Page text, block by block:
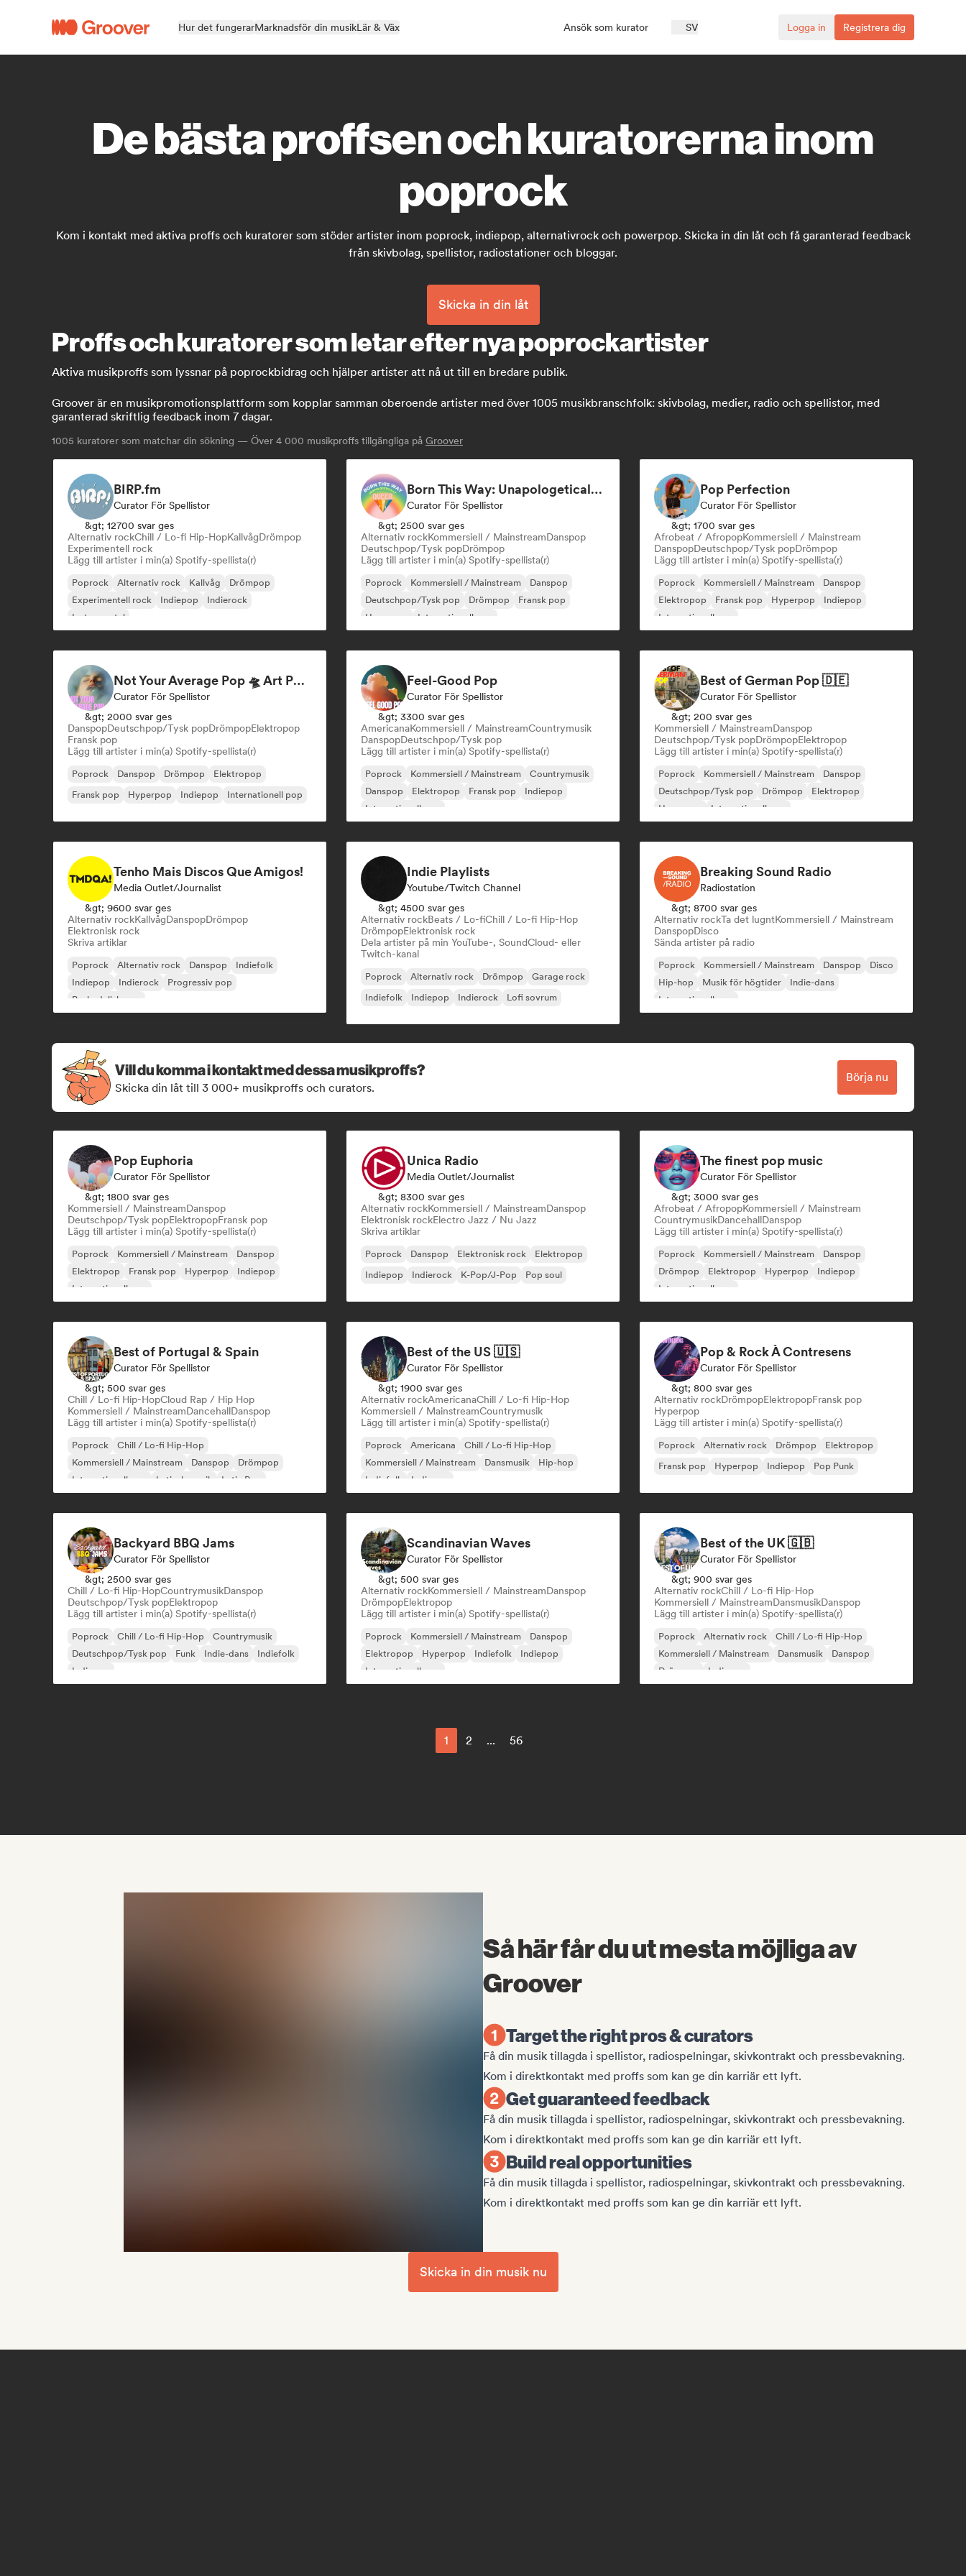
Hur det fungerarMarknadsför din musikLär & Väx Ansök som kurator SV Logga in Registrera dig
De bästa proffsen och kuratorerna inom
poprock
Kom i kontakt med aktiva proffs och kuratorer som stöder artister inom poprock, indiepop, alternativrock och powerpop. Skicka in din låt och få garanterad feedback
från skivbolag, spellistor, radiostationer och bloggar.
Skicka in din låt
Proffs och kuratorer som letar efter nya poprockartister
Aktiva musikproffs som lyssnar på poprockbidrag och hjälper artister att nå ut till en bredare publik.
Groover är en musikpromotionsplattform som kopplar samman oberoende artister med över 1005 musikbranschfolk: skivbolag, medier, radio och spellistor, med
garanterad skriftlig feedback inom 7 dagar.
1005 kuratorer som matchar din sökning — Över 4 000 musikproffs tillgängliga på Groover
BIRP.fm
Curator För Spellistor
&gt; 12700 svar ges
Alternativ rockChill / Lo-fi Hip-HopKallvågDrömpop
Experimentell rock
Lägg till artister i min(a) Spotify-spellista(r)
Poprock Alternativ rock Kallvåg
Drömpop
Experimentell rock
Indiepop
Indierock
Instrumental
Born This Way: Unapologetically Queer
Curator För Spellistor
&gt; 2500 svar ges
Alternativ rockKommersiell / MainstreamDanspop
Deutschpop/Tysk popDrömpop
Lägg till artister i min(a) Spotify-spellista(r)
Poprock Kommersiell / Mainstream
Danspop
Deutschpop/Tysk pop
Drömpop
Fransk pop
Hyperpop
Internationell pop
Pop Perfection
Curator För Spellistor
&gt; 1700 svar ges
Afrobeat / AfropopKommersiell / Mainstream
DanspopDeutschpop/Tysk popDrömpop
Lägg till artister i min(a) Spotify-spellista(r)
Poprock Kommersiell / Mainstream
Danspop
Elektropop
Fransk pop Hyperpop
Indiepop
Internationell pop
Not Your Average Pop 🛸 Art Pop, Alt-Pop & Indie Pop
Curator För Spellistor
&gt; 2000 svar ges
DanspopDeutschpop/Tysk popDrömpopElektropop
Fransk pop
Lägg till artister i min(a) Spotify-spellista(r)
Poprock Danspop Drömpop
Elektropop
Fransk pop
Hyperpop Indiepop Internationell pop
Feel-Good Pop
Curator För Spellistor
&gt; 3300 svar ges
AmericanaKommersiell / MainstreamCountrymusik
DanspopDeutschpop/Tysk pop
Lägg till artister i min(a) Spotify-spellista(r)
Poprock Kommersiell / Mainstream
Countrymusik
Danspop
Elektropop Fransk pop
Indiepop
Internationell pop
Best of German Pop 🇩🇪
Curator För Spellistor
&gt; 200 svar ges
Kommersiell / MainstreamDanspop
Deutschpop/Tysk popDrömpopElektropop
Lägg till artister i min(a) Spotify-spellista(r)
Poprock Kommersiell / Mainstream
Danspop
Deutschpop/Tysk pop
Drömpop
Elektropop
Hyperpop
Internationell pop
Tenho Mais Discos Que Amigos!
Media Outlet/Journalist
&gt; 9600 svar ges
Alternativ rockKallvågDanspopDrömpop
Elektronisk rock
Skriva artiklar
Poprock Alternativ rock Danspop
Indiefolk
Indiepop
Indierock
Progressiv pop
Psykedelisk pop
Indie Playlists
Youtube/Twitch Channel
&gt; 4500 svar ges
Alternativ rockBeats / Lo-fiChill / Lo-fi Hip-Hop
DrömpopElektronisk rock
Dela artister på min YouTube-, SoundCloud- eller
Twitch-kanal
Poprock Alternativ rock Drömpop
Garage rock
Indiefolk
Indiepop Indierock Lofi sovrum
Breaking Sound Radio
Radiostation
&gt; 8700 svar ges
Alternativ rockTa det lugntKommersiell / Mainstream
DanspopDisco
Sända artister på radio
Poprock Kommersiell / Mainstream Danspop
Disco
Hip-hop
Musik för högtider
Indie-dans
Internationell pop
Vill du komma i kontakt med dessa musikproffs?
Skicka din låt till 3 000+ musikproffs och curators.
Börja nu
Pop Euphoria
Curator För Spellistor
&gt; 1800 svar ges
Kommersiell / MainstreamDanspop
Deutschpop/Tysk popElektropopFransk pop
Lägg till artister i min(a) Spotify-spellista(r)
Poprock Kommersiell / Mainstream
Danspop
Elektropop
Fransk pop Hyperpop
Indiepop
Internationell pop
Unica Radio
Media Outlet/Journalist
&gt; 8300 svar ges
Alternativ rockKommersiell / MainstreamDanspop
Elektronisk rockElectro Jazz / Nu Jazz
Skriva artiklar
Poprock Danspop Elektronisk rock
Elektropop
Indiepop
Indierock K-Pop/J-Pop Pop soul
The finest pop music
Curator För Spellistor
&gt; 3000 svar ges
Afrobeat / AfropopKommersiell / Mainstream
CountrymusikDancehallDanspop
Lägg till artister i min(a) Spotify-spellista(r)
Poprock Kommersiell / Mainstream
Danspop
Drömpop
Elektropop Hyperpop
Indiepop
Internationell pop
Best of Portugal & Spain
Curator För Spellistor
&gt; 500 svar ges
Chill / Lo-fi Hip-HopCloud Rap / Hip Hop
Kommersiell / MainstreamDancehallDanspop
Lägg till artister i min(a) Spotify-spellista(r)
Poprock
Chill / Lo-fi Hip-Hop
Kommersiell / Mainstream
Danspop
Drömpop
Internationell pop
Latinsk musik Latin Pop
Best of the US 🇺🇸
Curator För Spellistor
&gt; 1900 svar ges
Alternativ rockAmericanaChill / Lo-fi Hip-Hop
Kommersiell / MainstreamCountrymusik
Lägg till artister i min(a) Spotify-spellista(r)
Poprock Americana
Chill / Lo-fi Hip-Hop
Kommersiell / Mainstream
Dansmusik
Hip-hop
Indiefolk
Indiepop
Pop & Rock À Contresens
Curator För Spellistor
&gt; 800 svar ges
Alternativ rockDrömpopElektropopFransk pop
Hyperpop
Lägg till artister i min(a) Spotify-spellista(r)
Poprock Alternativ rock Drömpop
Elektropop
Fransk pop
Hyperpop Indiepop Pop Punk
Backyard BBQ Jams
Curator För Spellistor
&gt; 2500 svar ges
Chill / Lo-fi Hip-HopCountrymusikDanspop
Deutschpop/Tysk popElektropop
Lägg till artister i min(a) Spotify-spellista(r)
Poprock Chill / Lo-fi Hip-Hop
Countrymusik
Deutschpop/Tysk pop
Funk Indie-dans
Indiefolk
Indiepop
Scandinavian Waves
Curator För Spellistor
&gt; 500 svar ges
Alternativ rockKommersiell / MainstreamDanspop
DrömpopElektropop
Lägg till artister i min(a) Spotify-spellista(r)
Poprock Kommersiell / Mainstream
Danspop
Elektropop
Hyperpop Indiefolk
Indiepop
Internationell pop
Best of the UK 🇬🇧
Curator För Spellistor
&gt; 900 svar ges
Alternativ rockChill / Lo-fi Hip-Hop
Kommersiell / MainstreamDansmusikDanspop
Lägg till artister i min(a) Spotify-spellista(r)
Poprock Alternativ rock
Chill / Lo-fi Hip-Hop
Kommersiell / Mainstream
Dansmusik
Danspop
Drömpop
Indiepop
1 2 ... 56
Så här får du ut mesta möjliga av
Groover
Target the right pros & curators
Få din musik tillagda i spellistor, radiospelningar, skivkontrakt och pressbevakning.
Kom i direktkontakt med proffs som kan ge din karriär ett lyft.
Get guaranteed feedback
Få din musik tillagda i spellistor, radiospelningar, skivkontrakt och pressbevakning.
Kom i direktkontakt med proffs som kan ge din karriär ett lyft.
Build real opportunities
Få din musik tillagda i spellistor, radiospelningar, skivkontrakt och pressbevakning.
Kom i direktkontakt med proffs som kan ge din karriär ett lyft.
Skicka in din musik nu